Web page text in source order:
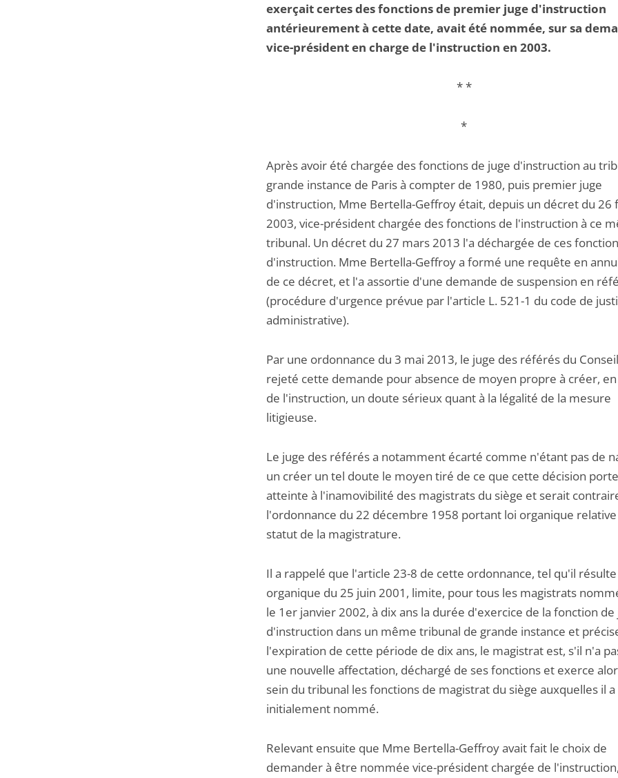
exerçait certes des fonctions de premier juge d'instruction
antérieurement à cette date, avait été nommée, sur sa
vice-président en charge de l'instruction en 2003.
* *
*
Après avoir été chargée des fonctions de juge d'instruction au
grande instance de Paris à compter de 1980, puis premier juge
d'instruction, Mme Bertella-Geffroy était, depuis un décret du 26
2003, vice-président chargée des fonctions de l'instruction à ce
tribunal. Un décret du 27 mars 2013 l'a déchargée de ces
d'instruction. Mme Bertella-Geffroy a formé une requête en
de ce décret, et l'a assortie d'une demande de suspension en
(procédure d'urgence prévue par l'article L. 521-1 du code de
administrative).
Par une ordonnance du 3 mai 2013, le juge des référés du
rejeté cette demande pour absence de moyen propre à créer,
de l'instruction, un doute sérieux quant à la légalité de la mesure
litigieuse.
Le juge des référés a notamment écarté comme n'étant pas de
un créer un tel doute le moyen tiré de ce que cette décision
atteinte à l'inamovibilité des magistrats du siège et serait
l'ordonnance du 22 décembre 1958 portant loi organique relative
statut de la magistrature.
Il a rappelé que l'article 23-8 de cette ordonnance, tel qu'il
organique du 25 juin 2001, limite, pour tous les magistrats
le 1er janvier 2002, à dix ans la durée d'exercice de la fonction de
d'instruction dans un même tribunal de grande instance et
l'expiration de cette période de dix ans, le magistrat est, s'il n'a
une nouvelle affectation, déchargé de ses fonctions et exerce
sein du tribunal les fonctions de magistrat du siège auxquelles il
initialement nommé.
Relevant ensuite que Mme Bertella-Geffroy avait fait le choix de
demander à être nommée vice-président chargée de l'instruction,